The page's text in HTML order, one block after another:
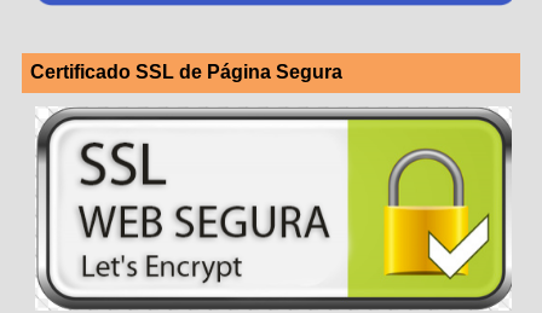
Certificado SSL de Página Segura